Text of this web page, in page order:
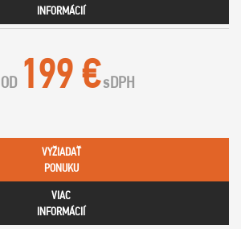
INFORMÁCIÍ
OD 199 €sDPH
VYŽIADAŤ
PONUKU
VIAC
INFORMÁCIÍ